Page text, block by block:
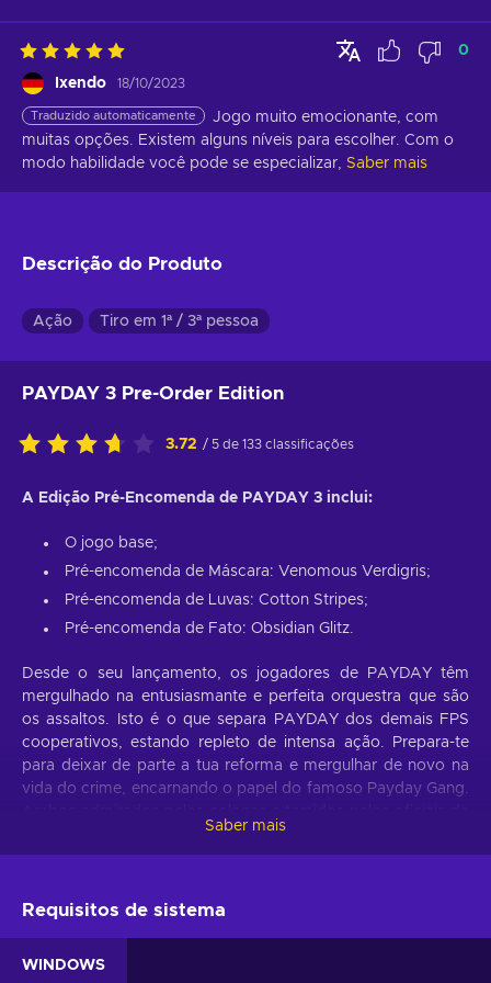
Ixendo 18/10/2023
0
Traduzido automaticamente
Jogo muito emocionante, com
muitas opções. Existem alguns níveis para escolher. Com o
modo habilidade você pode se especializar, Saber mais
Descrição do Produto
Ação Tiro em 1ª / 3ª pessoa
PAYDAY 3 Pre-Order Edition
3.72 / 5 de 133 classificações
A Edição Pré-Encomenda de PAYDAY 3 inclui:
O jogo base;
Pré-encomenda de Máscara: Venomous Verdigris;
Pré-encomenda de Luvas: Cotton Stripes;
Pré-encomenda de Fato: Obsidian Glitz.
Desde o seu lançamento, os jogadores de PAYDAY têm
mergulhado na entusiasmante e perfeita orquestra que são
os assaltos. Isto é o que separa PAYDAY dos demais FPS
cooperativos, estando repleto de intensa ação. Prepara-te
para deixar de parte a tua reforma e mergulhar de novo na
vida do crime, encarnando o papel do famoso Payday Gang.
lei, onde quer que vão. Apesar do seu prévio reino de terror
em Washington D.C., ter chegado ao fim, a equipa reúne-se
ameaça, que os força a sair da reforma. Reúne de novo o
Saber mais
Requisitos de sistema
WINDOWS